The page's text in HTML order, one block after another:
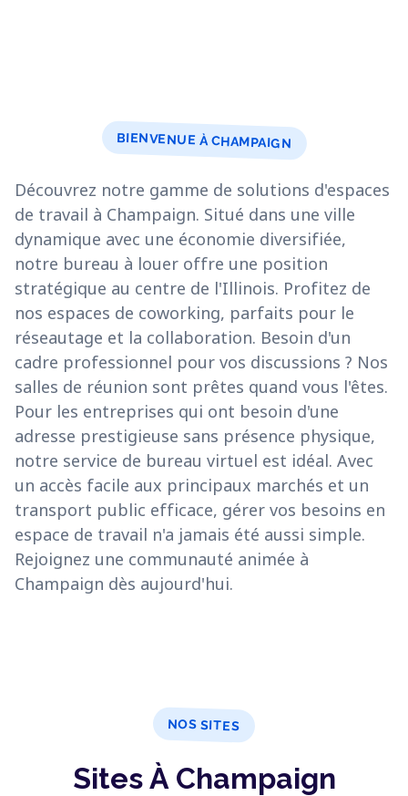
BIENVENUE À CHAMPAIGN
Découvrez notre gamme de solutions d'espaces
de travail à Champaign. Situé dans une ville
dynamique avec une économie diversifiée,
notre bureau à louer offre une position
stratégique au centre de l'Illinois. Profitez de
nos espaces de coworking, parfaits pour le
réseautage et la collaboration. Besoin d'un
cadre professionnel pour vos discussions ? Nos
salles de réunion sont prêtes quand vous l'êtes.
Pour les entreprises qui ont besoin d'une
adresse prestigieuse sans présence physique,
notre service de bureau virtuel est idéal. Avec
un accès facile aux principaux marchés et un
transport public efficace, gérer vos besoins en
espace de travail n'a jamais été aussi simple.
Rejoignez une communauté animée à
Champaign dès aujourd'hui.
NOS SITES
Sites À Champaign